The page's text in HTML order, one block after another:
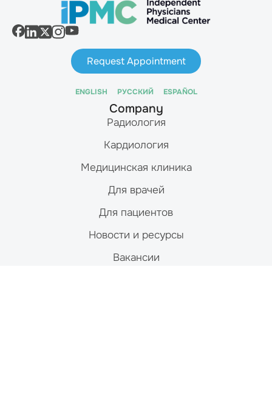
Request Appointment
ENGLISH РУССКИЙ ESPAÑOL
Company
Радиология
Кардиология
Медицинская клиника
Для врачей
Для пациентов
Новости и ресурсы
Вакансии